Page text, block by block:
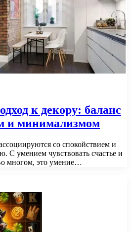
к декору: баланс
и минимализмом
со спокойствием и
С умением чувствовать счастье и
многом, это умение…